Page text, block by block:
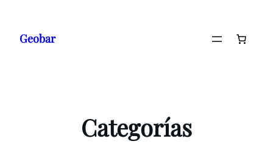
content
Geobar
Categorías